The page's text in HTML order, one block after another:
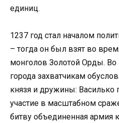
единиц.
1237 год стал началом
– тогда он был взят во
монголов Золотой Орды.
города захватчикам
князя и дружины:
участие в масштабном
битву объединенная армия